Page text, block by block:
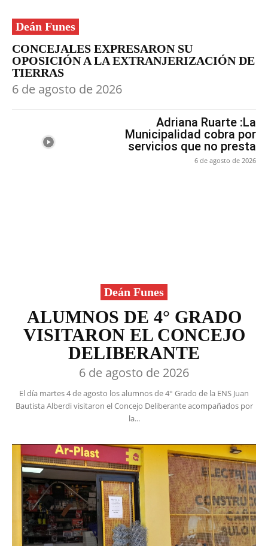
Deán Funes
CONCEJALES EXPRESARON SU
OPOSICIÓN A LA EXTRANJERIZACIÓN DE
TIERRAS
6 de agosto de 2026
Adriana Ruarte :La
Municipalidad cobra por
servicios que no presta
6 de agosto de 2026
Deán Funes
ALUMNOS DE 4° GRADO
VISITARON EL CONCEJO
DELIBERANTE
6 de agosto de 2026
El día martes 4 de agosto los alumnos de 4° Grado de la ENS Juan
Bautista Alberdi visitaron el Concejo Deliberante acompañados por
la...